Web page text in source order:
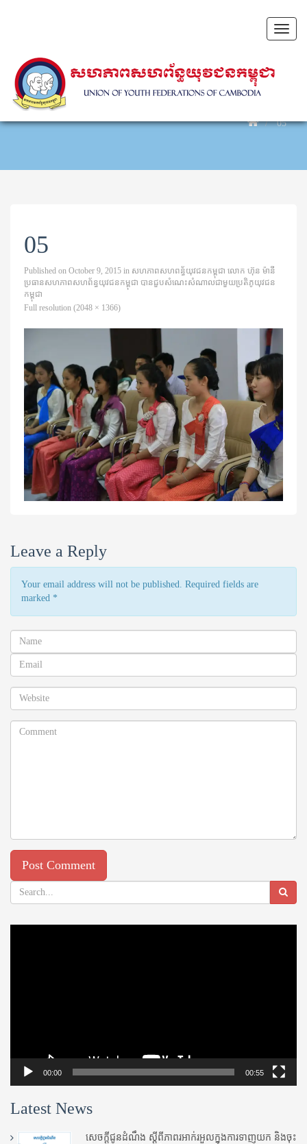
Toggle
05
05
Published on October 9, 2015 in សហភាពសហពន្ធ័យុវជនកម្ពុជា លោក ហ៊ុន ម៉ានី
ប្រធានសហភាពសហព័ន្ធយុវជនកម្ពុជា បានជួបសំណេះសំណាលជាមួយប្រតិភូយុវជន
កម្ពុជា
Full resolution (2048 × 1366)
Leave a Reply
Your email address will not be published. Required fields are
marked *
00:00 00:55
Latest News
សេចក្តីជូនដំណឹង ស្តី​ពីភាព​រអាក់រអួល​ក្នុងការ​ទាញ​យក និង​ចុះ​